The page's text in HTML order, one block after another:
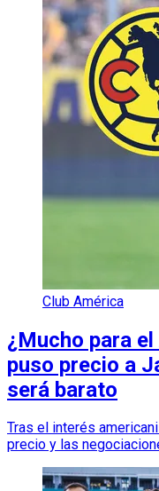
Club América
¿Mucho para
puso precio a
será barato
Tras el interés
precio y las